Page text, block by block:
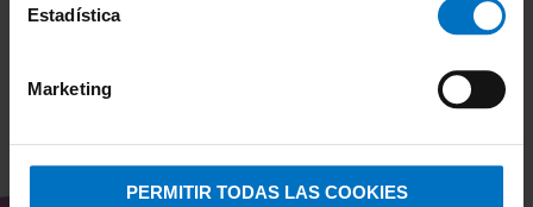
Estadística
Marketing
PERMITIR TODAS LAS COOKIES
TAMBIÉN TE PUEDE